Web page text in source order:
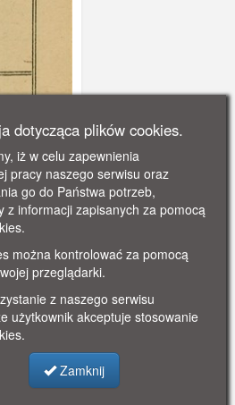
dotycząca plików cookies.
iż w celu zapewnienia
pracy naszego serwisu oraz
go do Państwa potrzeb,
z informacji zapisanych za pomocą
można kontrolować za pomocą
przeglądarki.
z naszego serwisu
użytkownik akceptuje stosowanie
Zamknij